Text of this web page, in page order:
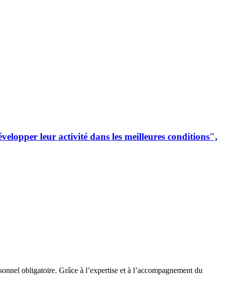
leur activité dans les meilleures conditions",
obligatoire. Grâce à l’expertise et à l’accompagnement du